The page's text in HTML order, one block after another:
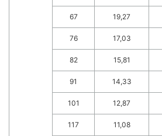
67 19,27
76 17,03
82 15,81
91 14,33
101 12,87
117 11,08